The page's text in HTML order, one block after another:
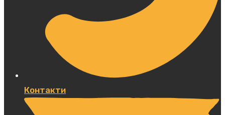
Контакти